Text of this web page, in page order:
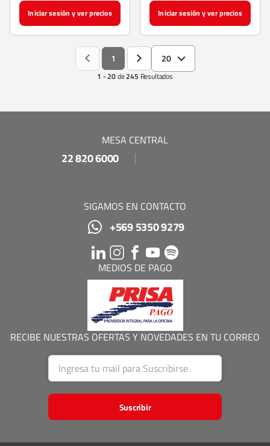
Iniciar sesión y ver precios Iniciar sesión y ver precios
1 - 20de245 Resultados
1 20
MESA CENTRAL
22 820 6000
SIGAMOS EN CONTACTO
+569 5350 9279
MEDIOS DE PAGO
RECIBE NUESTRAS OFERTAS Y NOVEDADES EN TU CORREO
Suscribir